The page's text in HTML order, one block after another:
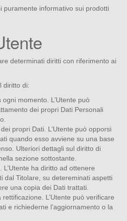
puramente informativo sui prodotti
determinati diritti con riferimento ai
diritto di:
ogni momento. L’Utente può
dei propri Dati Personali
propri Dati. L’Utente può opporsi
quando esso avviene su una base
Ulteriori dettagli sul diritto di
sezione sottostante.
L’Utente ha diritto ad ottenere
dal Titolare, su detereminati aspetti
una copia dei Dati trattati.
L’Utente può verificare
e richiederne l’aggiornamento o la